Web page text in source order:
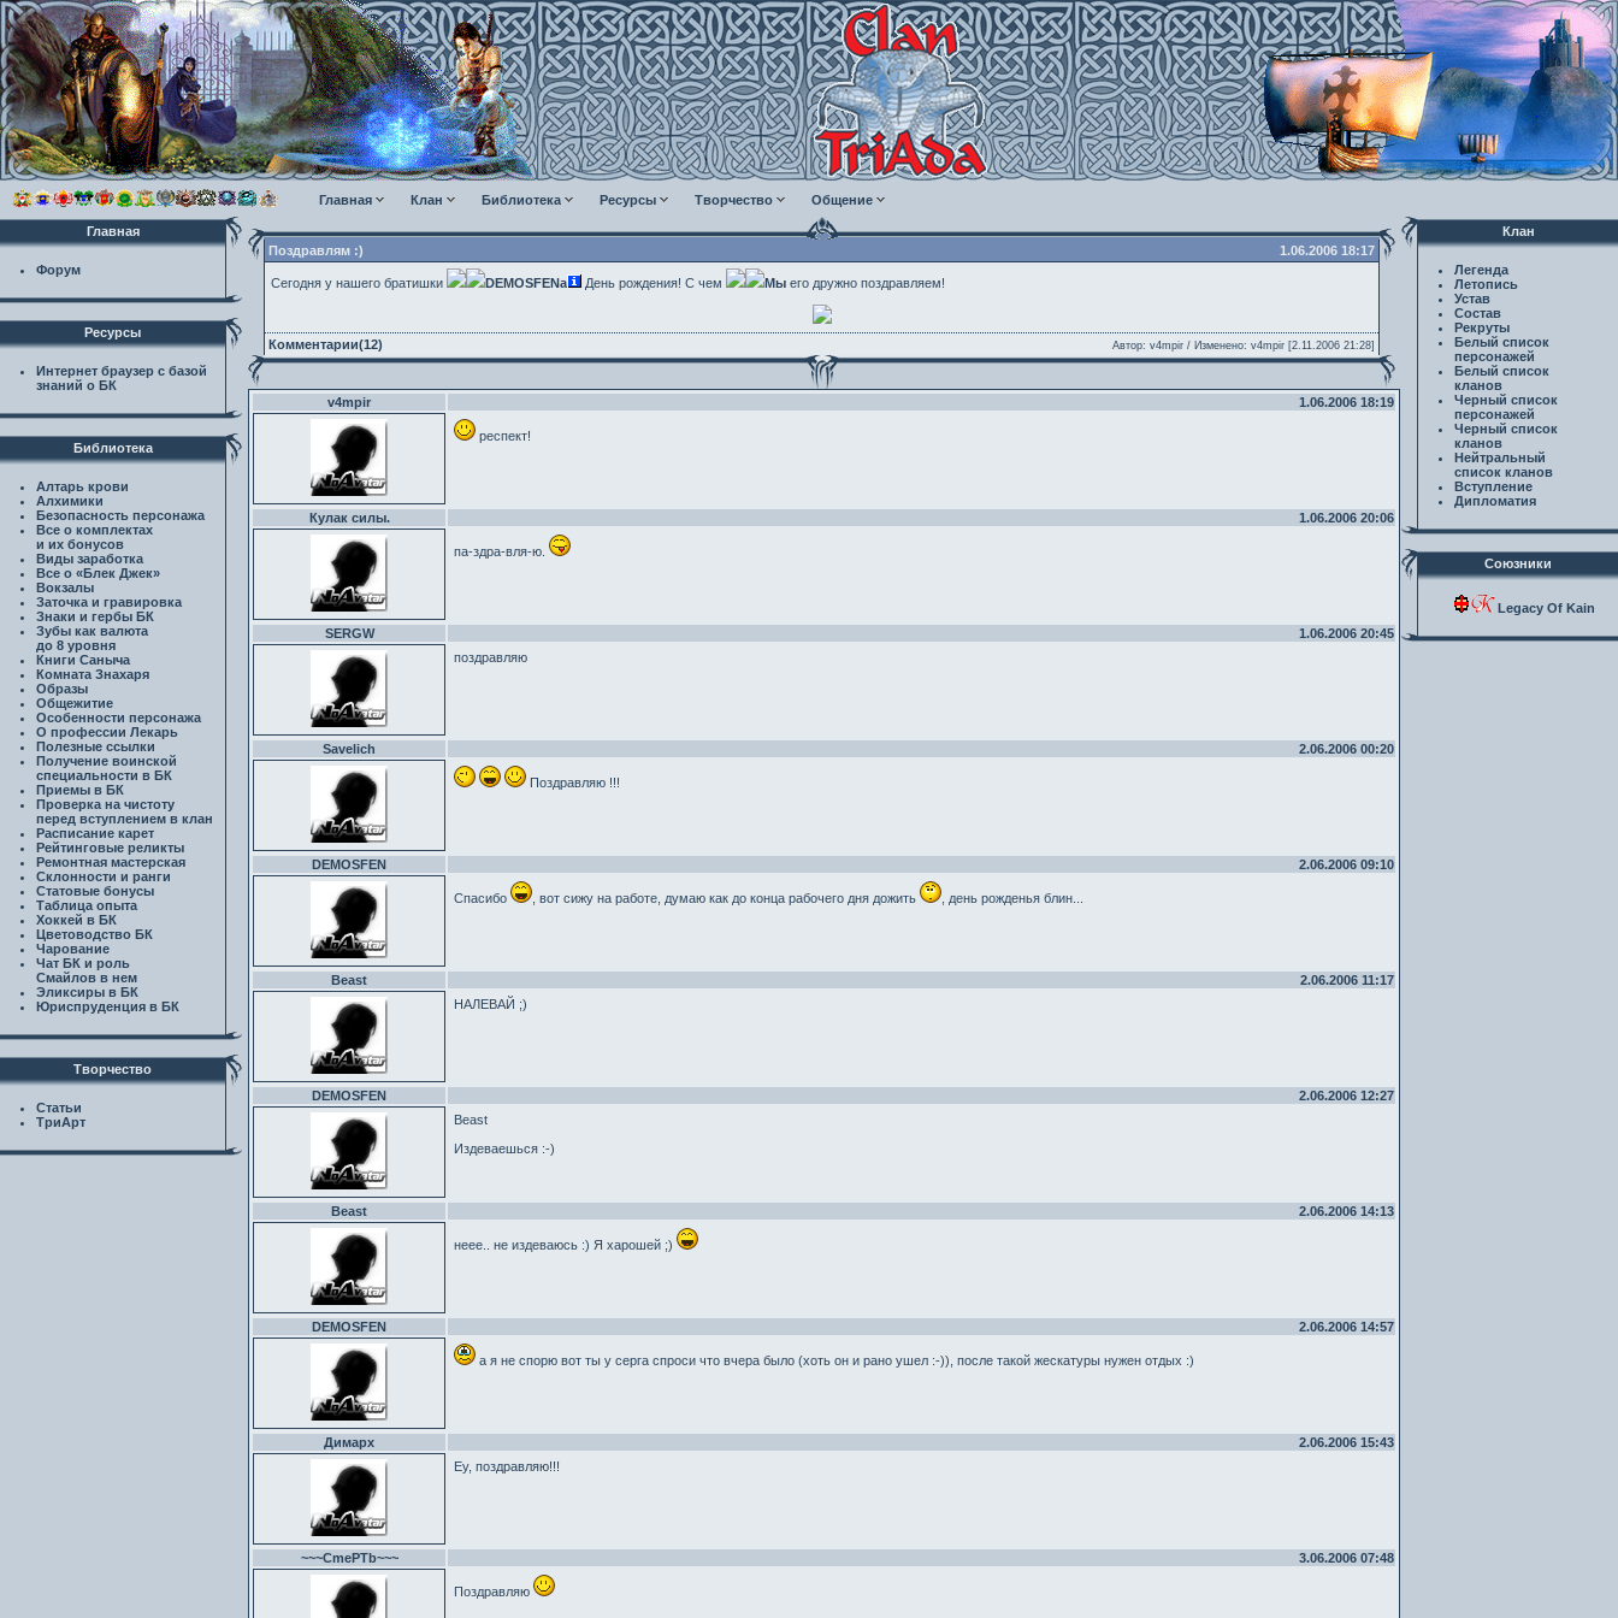
Главная Клан Библиотека Ресурсы Творчество Общение
Главная
Форум
Ресурсы
Интернет браузер с базой
знаний о БК
Библиотека
Алтарь крови
Алхимики
Безопасность персонажа
Все о комплектах
и их бонусов
Виды заработка
Все о «Блек Джек»
Вокзалы
Заточка и гравировка
Знаки и гербы БК
Зубы как валюта
до 8 уровня
Книги Саныча
Комната Знахаря
Образы
Общежитие
Особенности персонажа
О профессии Лекарь
Полезные ссылки
Получение воинской
специальности в БК
Приемы в БК
Проверка на чистоту
перед вступлением в клан
Расписание карет
Рейтинговые реликты
Ремонтная мастерская
Склонности и ранги
Статовые бонусы
Таблица опыта
Хоккей в БК
Цветоводство БК
Чарование
Чат БК и роль
Смайлов в нем
Эликсиры в БК
Юриспруденция в БК
Творчество
Статьи
ТриАрт
Поздравлям :) 1.06.2006 18:17
Сегодня у нашего братишки DEMOSFENа День рождения! С чем Мы его дружно поздравляем!
Комментарии(12) Автор: v4mpir / Изменено: v4mpir [2.11.2006 21:28]
v4mpir 1.06.2006 18:19
респект!
Кулак силы. 1.06.2006 20:06
па-здра-вля-ю.
SERGW
1.06.2006 20:45
поздравляю
Savelich 2.06.2006 00:20
Поздравляю !!!
DEMOSFEN 2.06.2006 09:10
Спасибо , вот сижу на работе, думаю как до конца рабочего дня дожить , день рожденья блин...
Beast
2.06.2006 11:17
НАЛЕВАЙ ;)
DEMOSFEN
2.06.2006 12:27
Beast
Издеваешься :-)
Beast 2.06.2006 14:13
неее.. не издеваюсь :) Я харошей ;)
DEMOSFEN 2.06.2006 14:57
а я не спорю вот ты у серга спроси что вчера было (хоть он и рано ушел :-)), после такой жескатуры нужен отдых :)
Димарх
2.06.2006 15:43
Еу, поздравляю!!!
~~~CmePTb~~~ 3.06.2006 07:48
Поздравляю
Клан
Легенда
Летопись
Устав
Состав
Рекруты
Белый список
персонажей
Белый список
кланов
Черный список
персонажей
Черный список
кланов
Нейтральный
список кланов
Вступление
Дипломатия
Союзники
Legacy Of Kain